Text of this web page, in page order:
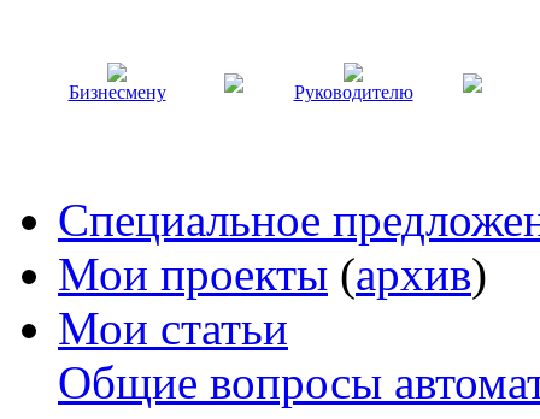
Бизнесмену Руководителю
Специальное
Мои проекты (архив)
Мои статьи
Общие вопросы